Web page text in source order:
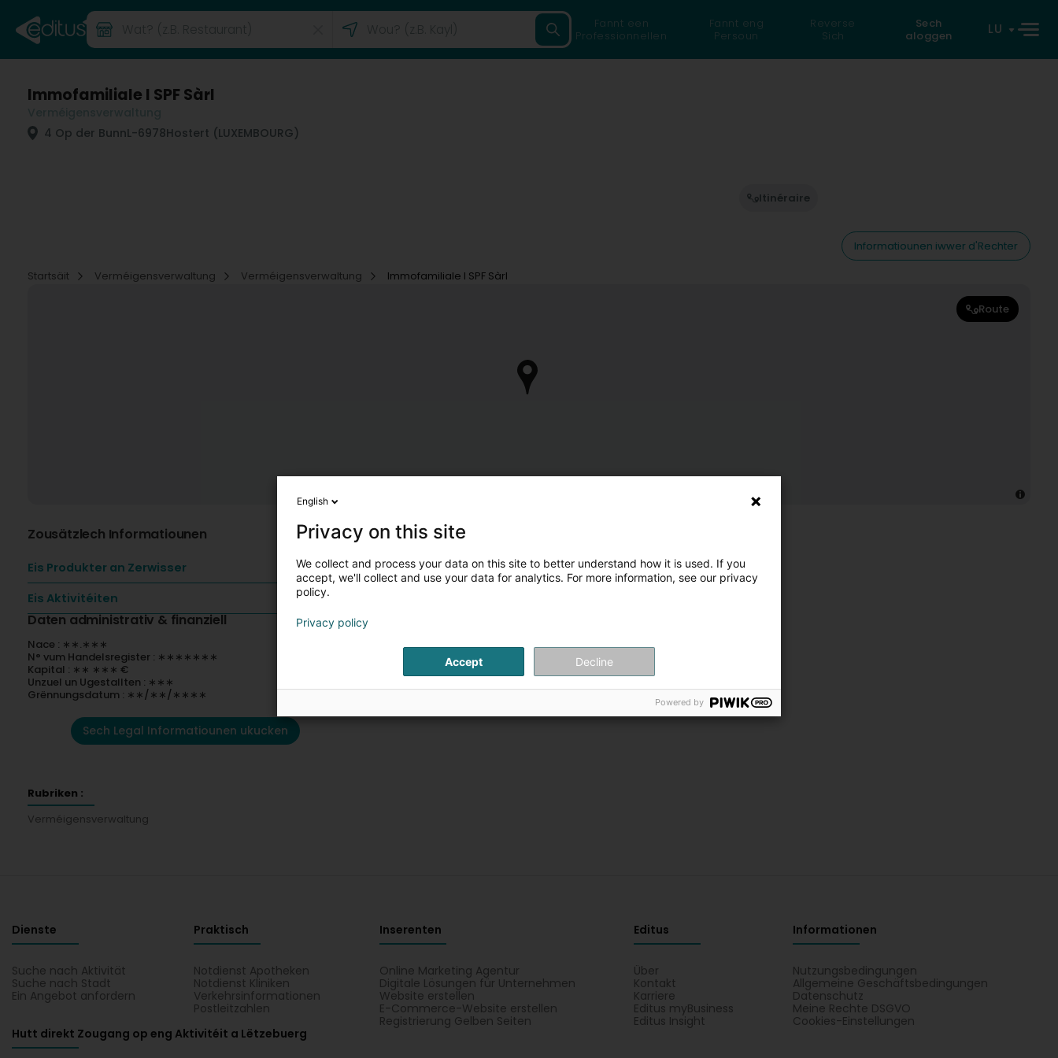
Fannt een
Professionnellen
Fannt eng
Persoun
Reverse
Sich
Sech
aloggen
LU
Immofamiliale I SPF Sàrl
4 Op der BunnL-6978Hostert (LUXEMBOURG)
Itinéraire
Informatiounen iwwer d'Rechter
Startsäit
Verméigensverwaltung Verméigensverwaltung Immofamiliale I SPF Sàrl
Route
Zousätzlech Informatiounen
Eis Produkter an Zerwisser
Eis Aktivitéiten
Daten administrativ & finanziell
Nace : ∗∗.∗∗∗
N° vum Handelsregister : ∗∗∗∗∗∗∗
Kapital : ∗∗ ∗∗∗ €
Unzuel un Ugestallten : ∗∗∗
Grënnungsdatum : ∗∗/∗∗/∗∗∗∗
Sech Legal Informatiounen ukucken
Rubriken :
Verméigensverwaltung
Dienste
Suche nach Aktivität
Suche nach Stadt
Ein Angebot anfordern
Praktisch
Notdienst Apotheken
Notdienst Kliniken
Verkehrsinformationen
Postleitzahlen
Inserenten
Online Marketing Agentur
Digitale Lösungen für Unternehmen
Website erstellen
E-Commerce-Website erstellen
Registrierung Gelben Seiten
Editus
Über
Kontakt
Karriere
Editus myBusiness
Editus Insight
Informationen
Nutzungsbedingungen
Allgemeine Geschäftsbedingungen
Datenschutz
Meine Rechte DSGVO
Cookies-Einstellungen
Hutt direkt Zougang op eng Aktivitéit a Lëtzebuerg
English
Privacy on this site
We collect and process your data on this site to better understand how it is used. If you
accept, we'll collect and use your data for analytics. For more information, see our privacy
policy.
Privacy policy
Accept Decline
Powered by